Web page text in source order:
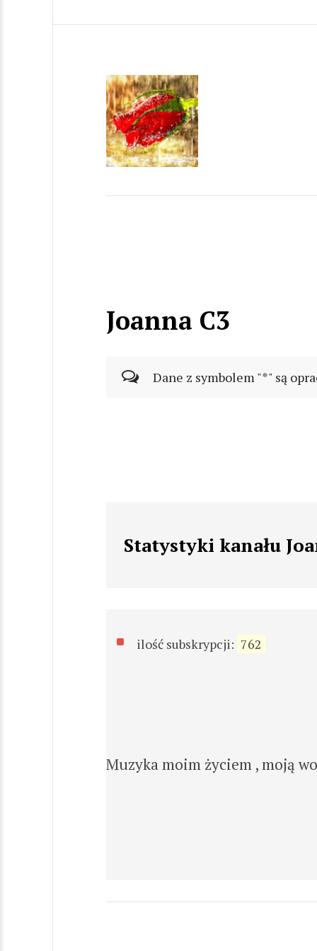
Joanna C3
Dane z symbolem "*" są
Statystyki kanału
ilość subskrypcji: 762
Muzyka moim życiem , moją